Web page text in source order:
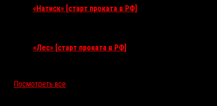
«Натиск» [старт проката в РФ]
«Лес» [старт проката в РФ]
Посмотреть все